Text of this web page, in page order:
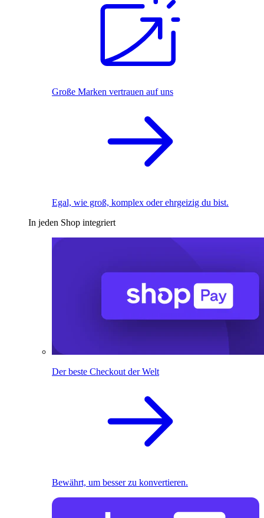
Große Marken vertrauen auf uns
Egal, wie groß, komplex oder ehrgeizig du bist.
In jeden Shop integriert
Der beste Checkout der Welt
Bewährt, um besser zu konvertieren.